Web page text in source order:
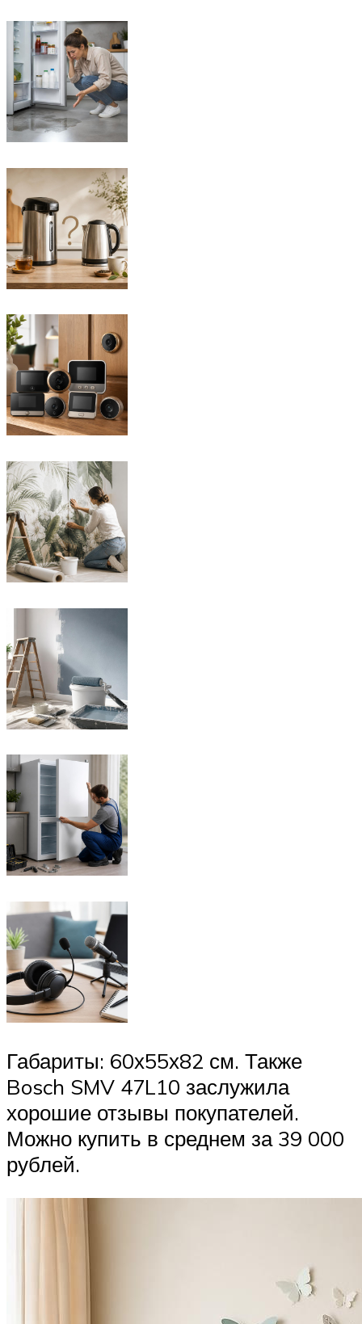
Габариты: 60х55х82 см. Также
Bosch SMV 47L10 заслужила
хорошие отзывы покупателей.
Можно купить в среднем за 39 000
рублей.